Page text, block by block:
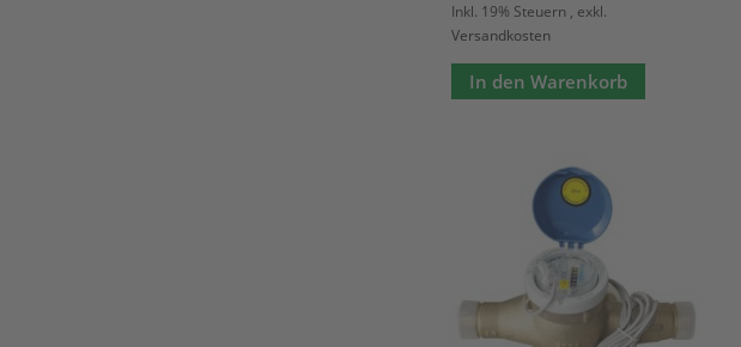
Inkl. 19% Steuern , exkl.
Versandkosten
In den Warenkorb